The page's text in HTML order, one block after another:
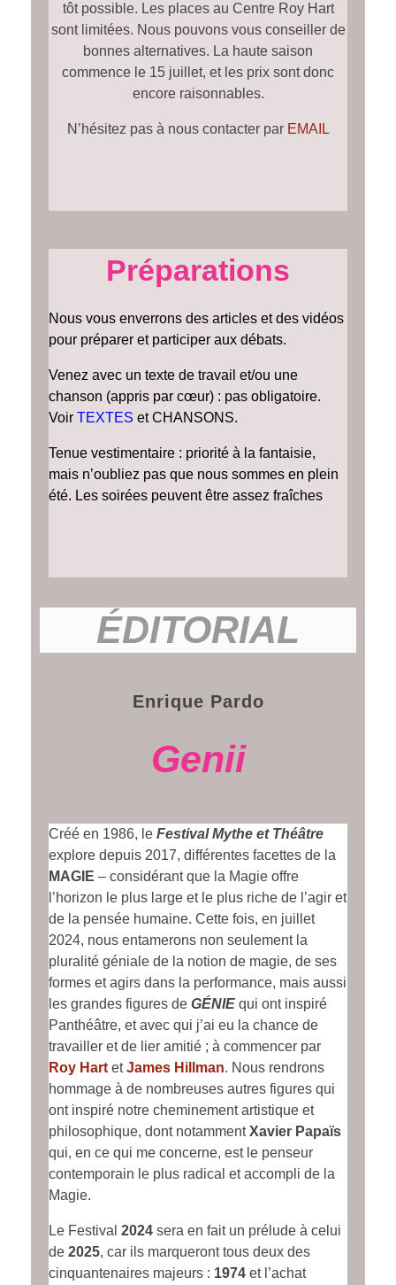
tôt possible. Les places au Centre Roy Hart
sont limitées. Nous pouvons vous conseiller de
bonnes alternatives. La haute saison
commence le 15 juillet, et les prix sont donc
encore raisonnables.
N’hésitez pas à nous contacter par EMAIL
Préparations
Nous vous enverrons des articles et des vidéos
pour préparer et participer aux débats.
Venez avec un texte de travail et/ou une
chanson (appris par cœur) : pas obligatoire.
Voir TEXTES et CHANSONS.
Tenue vestimentaire : priorité à la fantaisie,
mais n’oubliez pas que nous sommes en plein
été. Les soirées peuvent être assez fraîches
ÉDITORIAL
Enrique Pardo
Genii
Créé en 1986, le Festival Mythe et Théâtre
explore depuis 2017, différentes facettes de la
MAGIE – considérant que la Magie offre
l’horizon le plus large et le plus riche de l’agir et
de la pensée humaine. Cette fois, en juillet
2024, nous entamerons non seulement la
pluralité géniale de la notion de magie, de ses
formes et agirs dans la performance, mais aussi
les grandes figures de GÉNIE qui ont inspiré
Panthéâtre, et avec qui j’ai eu la chance de
travailler et de lier amitié ; à commencer par
Roy Hart etJames Hillman. Nous rendrons
hommage à de nombreuses autres figures qui
ont inspiré notre cheminement artistique et
philosophique, dont notammentXavier Papaïs
qui, en ce qui me concerne, est le penseur
contemporain le plus radical et accompli de la
Magie.
Le Festival 2024 sera en fait un prélude à celui
de 2025, car ils marqueront tous deux des
cinquantenaires majeurs : 1974 et l’achat